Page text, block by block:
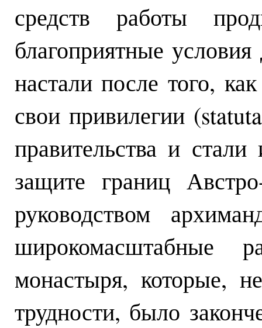
средств работы
благоприятные
настали после того,
свои привилегии
правительства и
защите границ
руководством
широкомасштабные
монастыря, которые,
трудности, было